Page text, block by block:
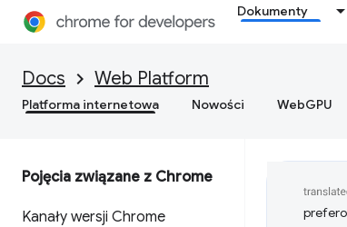
Dokumenty
Docs Web Platform
Platforma internetowa Nowości WebGPU
Pojęcia związane z Chrome
Kanały wersji Chrome